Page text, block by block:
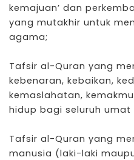
kemajuan’ dan
yang mutakhir untuk
agama;
Tafsir al-Quran yang
kebenaran, kebaikan,
kemaslahatan,
hidup bagi seluruh umat
Tafsir al-Quran yang
manusia (laki-laki